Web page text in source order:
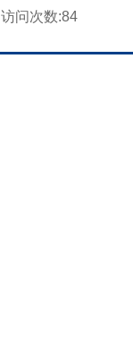
访问次数:84